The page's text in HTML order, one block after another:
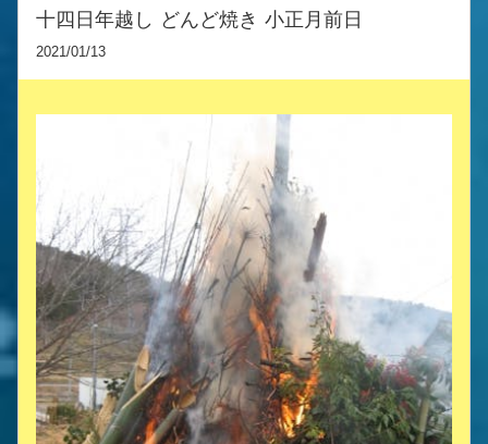
十四日年越し どんど焼き 小正月前日
2021/01/13